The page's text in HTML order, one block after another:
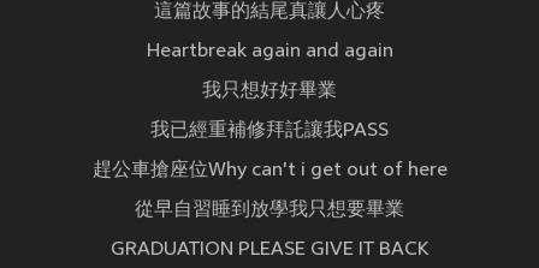
這篇故事的結尾真讓人心疼
Heartbreak again and again
我只想好好畢業
我已經重補修拜託讓我PASS
趕公車搶座位Why can't i get out of here
從早自習睡到放學我只想要畢業
GRADUATION PLEASE GIVE IT BACK